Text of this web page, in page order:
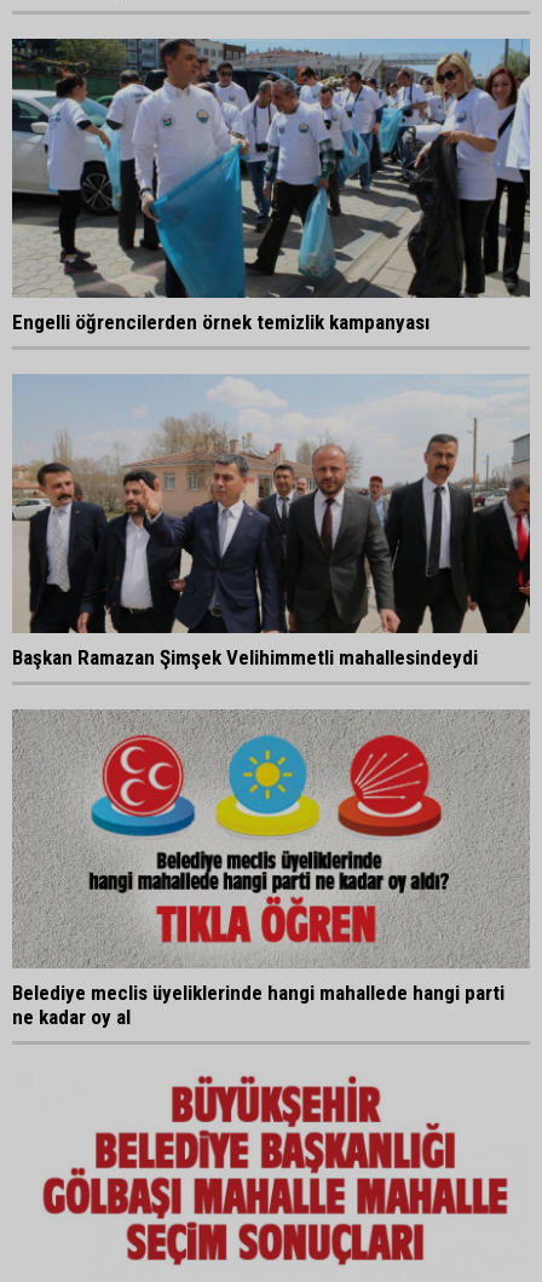
Engelli öğrencilerden örnek temizlik kampanyası
Başkan Ramazan Şimşek Velihimmetli mahallesindeydi
Belediye meclis üyeliklerinde hangi mahallede hangi parti
ne kadar oy al